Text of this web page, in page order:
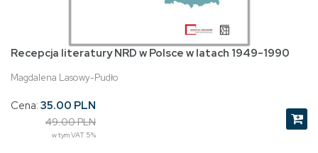
Recepcja literatury NRD w Polsce w latach 1949-1990
Magdalena Lasowy-Pudło
Cena: 35.00 PLN
49.00 PLN
w tym VAT 5%